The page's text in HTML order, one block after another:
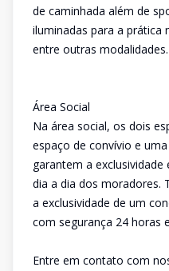
de caminhada além de
iluminadas para a prática
entre outras modalidades.
Área Social
Na área social, os dois
espaço de convívio e
garantem a
dia a dia dos moradores.
a exclusividade de um
com segurança 24 horas
Entre em contato com